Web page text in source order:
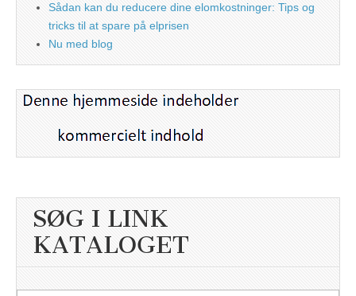
Sådan kan du reducere dine elomkostninger: Tips og
tricks til at spare på elprisen
Nu med blog
SØG I LINK
KATALOGET